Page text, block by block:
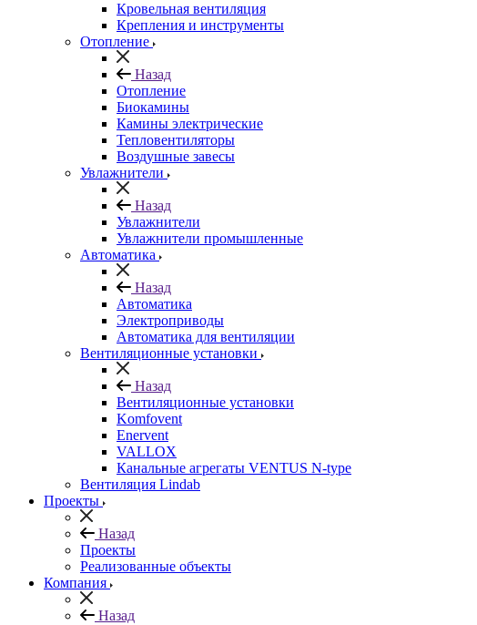
Кровельная вентиляция
Крепления и инструменты
Отопление
Назад
Отопление
Биокамины
Камины электрические
Тепловентиляторы
Воздушные завесы
Увлажнители
Назад
Увлажнители
Увлажнители промышленные
Автоматика
Назад
Автоматика
Электроприводы
Автоматика для вентиляции
Вентиляционные установки
Назад
Вентиляционные установки
Komfovent
Enervent
VALLOX
Канальные агрегаты VENTUS N-type
Вентиляция Lindab
Проекты
Назад
Проекты
Реализованные объекты
Компания
Назад